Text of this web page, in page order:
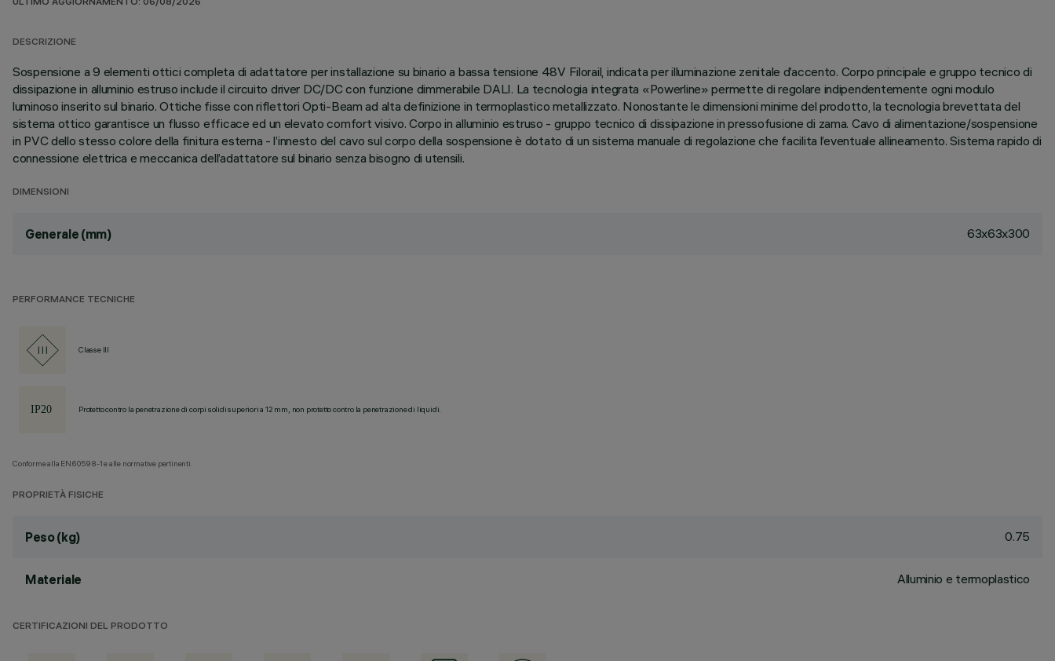
ULTIMO AGGIORNAMENTO: 06/08/2026
DESCRIZIONE
Sospensione a 9 elementi ottici completa di adattatore per installazione su binario a bassa tensione 48V Filorail, indicata per illuminazione zenitale d’accento. Corpo principale e gruppo tecnico di
dissipazione in alluminio estruso include il circuito driver DC/DC con funzione dimmerabile DALI. La tecnologia integrata «Powerline» permette di regolare indipendentemente ogni modulo
luminoso inserito sul binario. Ottiche fisse con riflettori Opti-Beam ad alta definizione in termoplastico metallizzato. Nonostante le dimensioni minime del prodotto, la tecnologia brevettata del
sistema ottico garantisce un flusso efficace ed un elevato comfort visivo. Corpo in alluminio estruso - gruppo tecnico di dissipazione in pressofusione di zama. Cavo di alimentazione/sospensione
in PVC dello stesso colore della finitura esterna - l’innesto del cavo sul corpo della sospensione è dotato di un sistema manuale di regolazione che facilita l’eventuale allineamento. Sistema rapido di
connessione elettrica e meccanica dell’adattatore sul binario senza bisogno di utensili.
DIMENSIONI
Generale (mm) 63x63x300
PERFORMANCE TECNICHE
Classe III
Protetto contro la penetrazione di corpi solidi superiori a 12 mm, non protetto contro la penetrazione di liquidi.
Conforme alla EN60598-1 e alle normative pertinenti.
PROPRIETÀ FISICHE
Peso (kg) 0.75
Materiale Alluminio e termoplastico
CERTIFICAZIONI DEL PRODOTTO